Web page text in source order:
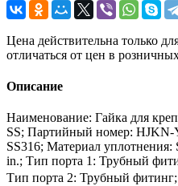
Цена действительна только
отличаться от цен в
Описание
Наименование: Гайка для
SS; Партийный номер: HJKN-
SS316; Материал уплотнения:
in.; Тип порта 1: Трубный
Тип порта 2: Трубный